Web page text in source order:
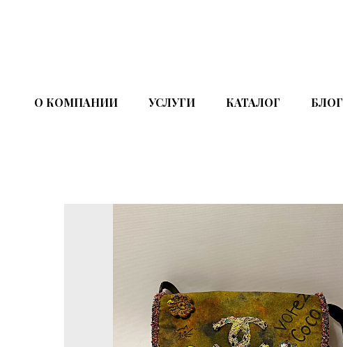
О КОМПАНИИ УСЛУГИ КАТАЛОГ БЛОГ